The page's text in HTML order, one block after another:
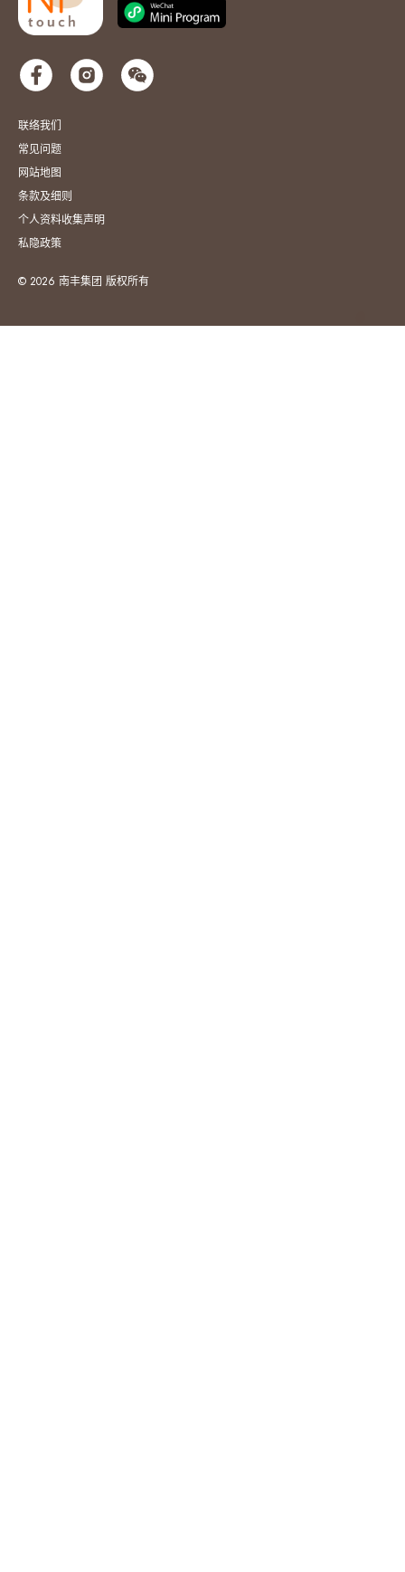
联络我们
常见问题
网站地图
条款及细则
个人资料收集声明
私隐政策
© 2026 南丰集团 版权所有